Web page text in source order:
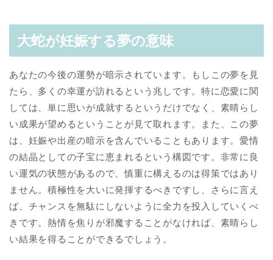
大蛇が妊娠する夢の意味
あなたの今後の運勢が暗示されています。もしこの夢を見
たら、多くの幸運が訪れるという兆しです。特に恋愛に関
しては、単に思いが成就するというだけでなく、素晴らし
い成果が望めるということが見て取れます。また、この夢
は、妊娠や出産の暗示を含んでいることもあります。愛情
の結晶としての子宝に恵まれるという構図です。非常に良
い運気の状態があるので、慎重に構えるのは得策ではあり
ません。積極性を大いに発揮するべきですし、さらに言え
ば、チャンスを無駄にしないように全力を投入していくべ
きです。熱情を焦りが邪魔することがなければ、素晴らし
い結果を得ることができるでしょう。